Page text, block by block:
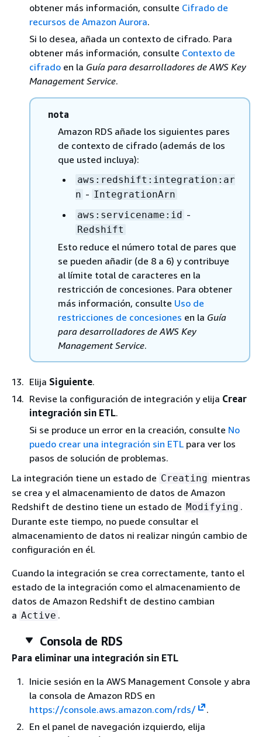
obtener más información, consulte Cifrado de
recursos de Amazon Aurora.
Si lo desea, añada un contexto de cifrado. Para
obtener más información, consulte Contexto de
cifrado en la Guía para desarrolladores de AWS Key
Management Service.
nota
Amazon RDS añade los siguientes pares
de contexto de cifrado (además de los
que usted incluya):
aws:redshift:integration:ar
n - IntegrationArn
aws:servicename:id -
Redshift
Esto reduce el número total de pares que
se pueden añadir (de 8 a 6) y contribuye
al límite total de caracteres en la
restricción de concesiones. Para obtener
más información, consulte Uso de
restricciones de concesiones en la Guía
para desarrolladores de AWS Key
Management Service.
Elija Siguiente.
Revise la configuración de integración y elija Crear
integración sin ETL.
Si se produce un error en la creación, consulte No
puedo crear una integración sin ETL para ver los
pasos de solución de problemas.
La integración tiene un estado de Creating mientras
se crea y el almacenamiento de datos de Amazon
Redshift de destino tiene un estado de Modifying .
Durante este tiempo, no puede consultar el
almacenamiento de datos ni realizar ningún cambio de
configuración en él.
Cuando la integración se crea correctamente, tanto el
estado de la integración como el almacenamiento de
datos de Amazon Redshift de destino cambian
a Active .
Consola de RDS
Para eliminar una integración sin ETL
Inicie sesión en la AWS Management Console y abra
la consola de Amazon RDS en
https://console.aws.amazon.com/rds/
.
En el panel de navegación izquierdo, elija